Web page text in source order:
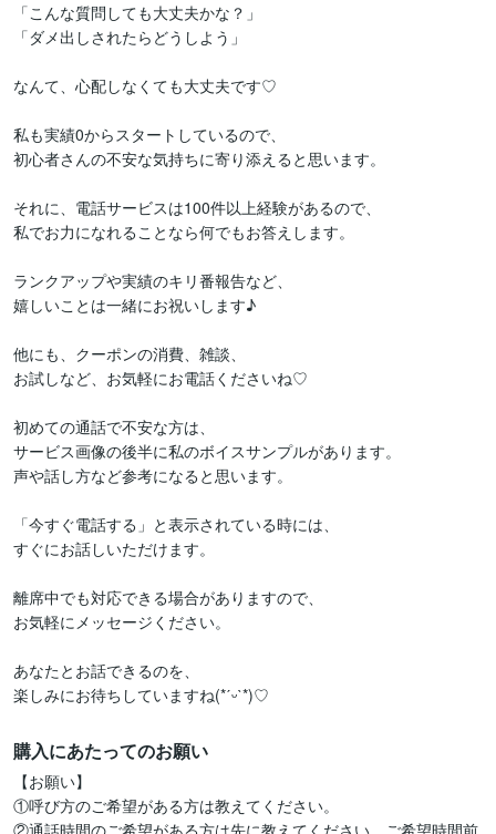
「こんな質問しても大丈夫かな？」
「ダメ出しされたらどうしよう」
なんて、心配しなくても大丈夫です♡
私も実績0からスタートしているので、
初心者さんの不安な気持ちに寄り添えると思います。
それに、電話サービスは100件以上経験があるので、
私でお力になれることなら何でもお答えします。
ランクアップや実績のキリ番報告など、
嬉しいことは一緒にお祝いします♪
他にも、クーポンの消費、雑談、
お試しなど、お気軽にお電話くださいね♡
初めての通話で不安な方は、
サービス画像の後半に私のボイスサンプルがあります。
声や話し方など参考になると思います。
「今すぐ電話する」と表示されている時には、
すぐにお話しいただけます。
離席中でも対応できる場合がありますので、
お気軽にメッセージください。
あなたとお話できるのを、
楽しみにお待ちしていますね(*ˊᵕˋ*)♡
購入にあたってのお願い
【お願い】
①呼び方のご希望がある方は教えてください。